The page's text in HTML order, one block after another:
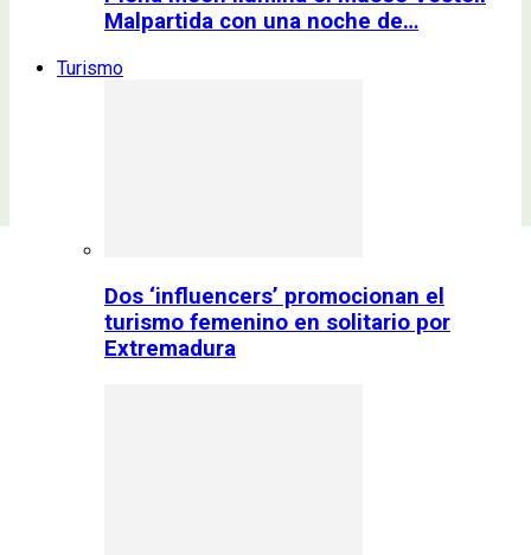
Malpartida con una noche de…
Turismo
Dos ‘influencers’ promocionan el
turismo femenino en solitario por
Extremadura